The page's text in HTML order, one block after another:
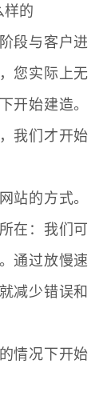
样的
段与客户进
您实际上无
开始建造。
我们才开始
站的方式。
在：我们可
通过放慢速
减少错误和
情况下开始